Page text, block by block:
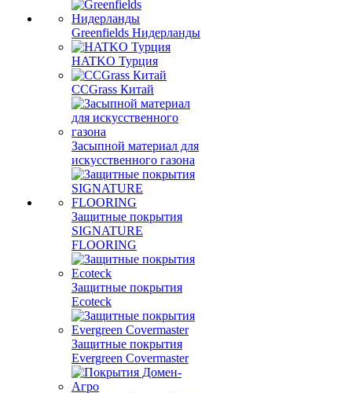
Greenfields Нидерланды
HATKO Турция
CCGrass Китай
Засыпной материал для
искусственного газона
Защитные покрытия
SIGNATURE
FLOORING
Защитные покрытия
Ecoteck
Защитные покрытия
Evergreen Covermaster